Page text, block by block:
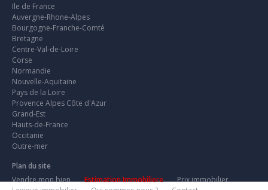
Ile de France
Auvergne-Rhone-Alpes
Bourgogne-Franche-Comté
Bretagne
Centre-Val-de-Loire
Corse
Normandie
Nouvelle-Aquitaine
Pays de la Loire
Provence Alpes Côte d'Azur
Grand-Est
Hauts-de-France
Occitanie
Outre-mer
Plan du site
Vendre mon bien
Estimation Immobiliere
Prix immobilier